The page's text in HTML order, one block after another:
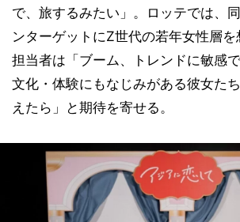
で、旅するみたい」。ロッテでは、
ンターゲットにZ世代の若年女性層を
担当者は「ブーム、トレンドに敏感
文化・体験にもなじみがある彼女た
えたら」と期待を寄せる。